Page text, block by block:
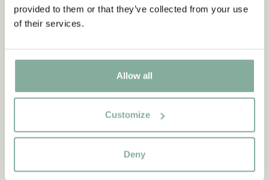
provided to them or that they’ve collected from your use
of their services.
Allow all
Customize
Deny
LITTERATURBANKEN